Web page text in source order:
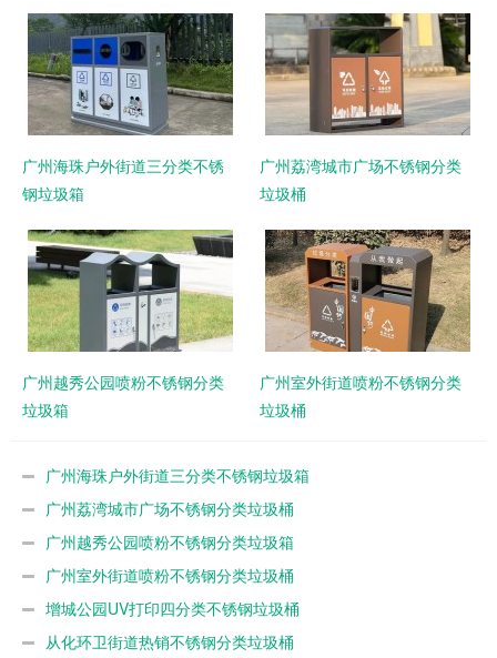
广州海珠户外街道三分类不锈
钢垃圾箱
广州荔湾城市广场不锈钢分类
垃圾桶
广州越秀公园喷粉不锈钢分类
垃圾箱
广州室外街道喷粉不锈钢分类
垃圾桶
广州海珠户外街道三分类不锈钢垃圾箱
广州荔湾城市广场不锈钢分类垃圾桶
广州越秀公园喷粉不锈钢分类垃圾箱
广州室外街道喷粉不锈钢分类垃圾桶
增城公园UV打印四分类不锈钢垃圾桶
从化环卫街道热销不锈钢分类垃圾桶